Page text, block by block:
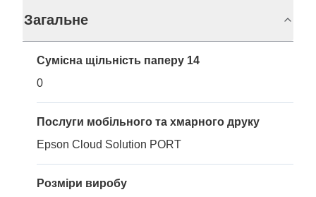
Загальне
Сумісна щільність паперу 14
0
Послуги мобільного та хмарного друку
Epson Cloud Solution PORT
Розміри виробу